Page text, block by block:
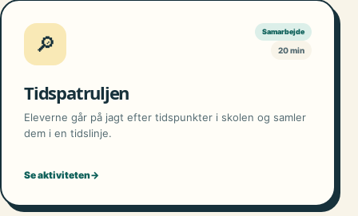
🔎
Samarbejde
20 min
Tidspatruljen
Eleverne går på jagt efter tidspunkter i skolen og samler
dem i en tidslinje.
Se aktiviteten→